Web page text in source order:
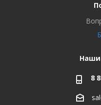
Наши
8